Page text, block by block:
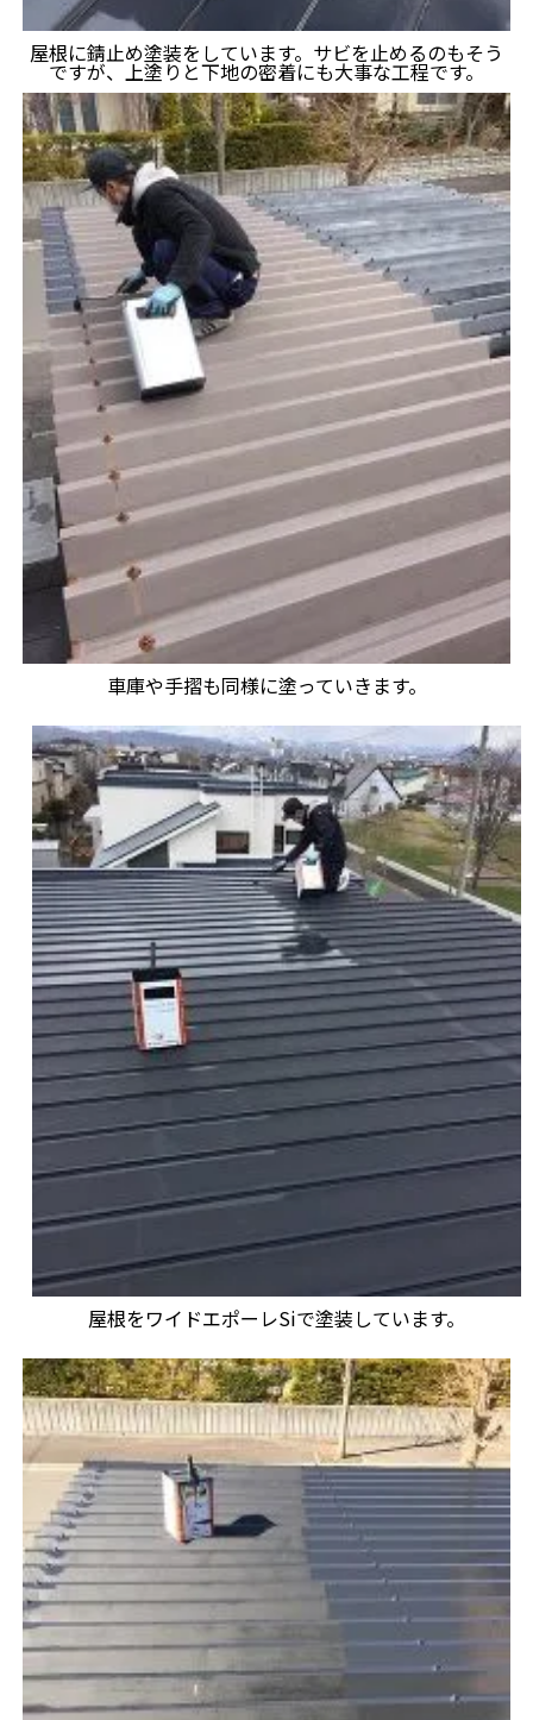
屋根に錆止め塗装をしています。サビを止めるのもそう
ですが、上塗りと下地の密着にも大事な工程です。
車庫や手摺も同様に塗っていきます。
屋根をワイドエポーレSiで塗装しています。